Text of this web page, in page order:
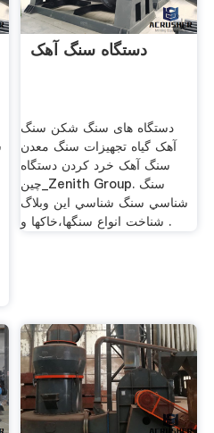
دستگاه سنگ آهک
دستگاه های سنگ شکن سنگ
آهک گیاه تجهیزات سنگ معدن
سنگ آهک خرد کردن دستگاه
چین_Zenith Group. سنگ
شناسي سنگ شناسي اين وبلاگ
شناخت انواع سنگها،خاكها و .